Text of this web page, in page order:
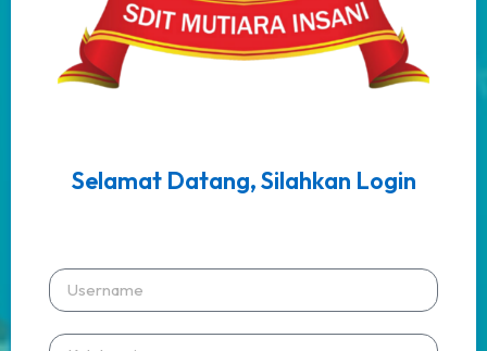
Selamat Datang, Silahkan Login